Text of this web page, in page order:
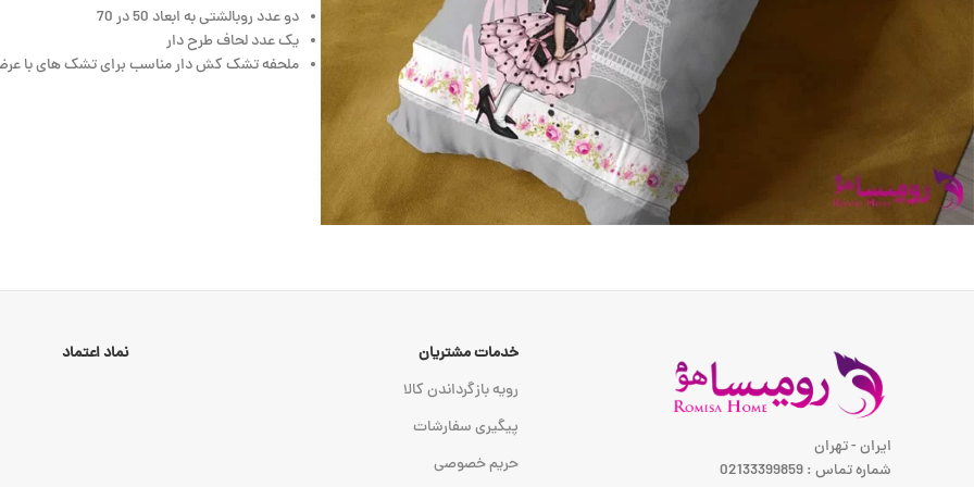
دو عدد روبالشتی به ابعاد 50 در 70
یک عدد لحاف طرح دار
ملحفه تشک کش دار مناسب برای تشک های با عرض 90 تا 120 به انتخاب
ایران - تهران
شماره تماس : 02133399859
خدمات مشتریان
رویه بازگرداندن کالا
پیگیری سفارشات
حریم خصوصی
نماد اعتماد